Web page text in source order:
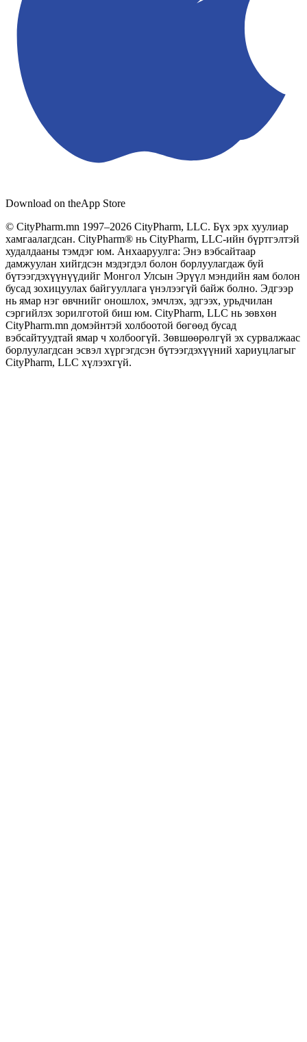
Download on theApp Store
© CityPharm.mn 1997–2026 CityPharm, LLC. Бүх эрх хуулиар
хамгаалагдсан. CityPharm® нь CityPharm, LLC-ийн бүртгэлтэй
худалдааны тэмдэг юм. Анхааруулга: Энэ вэбсайтаар
дамжуулан хийгдсэн мэдэгдэл болон борлуулагдаж буй
бүтээгдэхүүнүүдийг Монгол Улсын Эрүүл мэндийн яам болон
бусад зохицуулах байгууллага үнэлээгүй байж болно. Эдгээр
нь ямар нэг өвчнийг оношлох, эмчлэх, эдгээх, урьдчилан
сэргийлэх зорилготой биш юм. CityPharm, LLC нь зөвхөн
CityPharm.mn домэйнтэй холбоотой бөгөөд бусад
вэбсайтуудтай ямар ч холбоогүй. Зөвшөөрөлгүй эх сурвалжаас
борлуулагдсан эсвэл хүргэгдсэн бүтээгдэхүүний хариуцлагыг
CityPharm, LLC хүлээхгүй.